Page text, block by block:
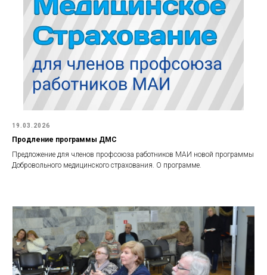
19.03.2026
Продление программы ДМС
Предложение для членов профсоюза работников МАИ новой программы
Добровольного медицинского страхования. О программе.